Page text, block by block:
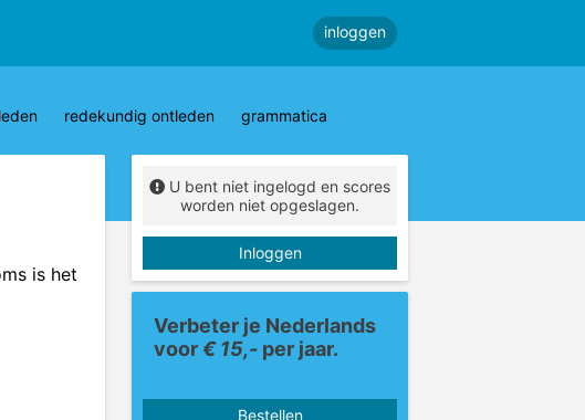
inloggen
redekundig ontleden grammatica
is het
U bent niet ingelogd en scores
worden niet opgeslagen.
Inloggen
Verbeter je Nederlands
voor€ 15,- per jaar.
Bestellen